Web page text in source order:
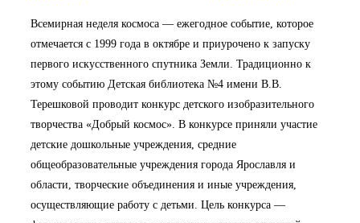
Всемирная неделя космоса — ежегодное событие, которое
отмечается с 1999 года в октябре и приурочено к запуску
первого искусственного спутника Земли. Традиционно к
этому событию Детская библиотека №4 имени В.В.
Терешковой проводит конкурс детского изобразительного
творчества «Добрый космос». В конкурсе приняли участие
детские дошкольные учреждения, средние
общеобразовательные учреждения города Ярославля и
области, творческие объединения и иные учреждения,
осуществляющие работу с детьми. Цель конкурса —